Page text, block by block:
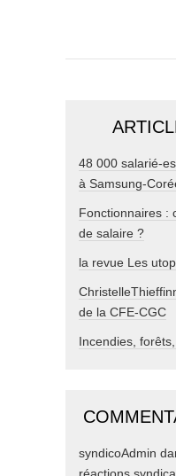
48 000 salarié-
à Samsung-
Fonctionnaires :
de salaire ?
la revue Les
de la CFE-CGC
Incendies,
syndicoAdmin